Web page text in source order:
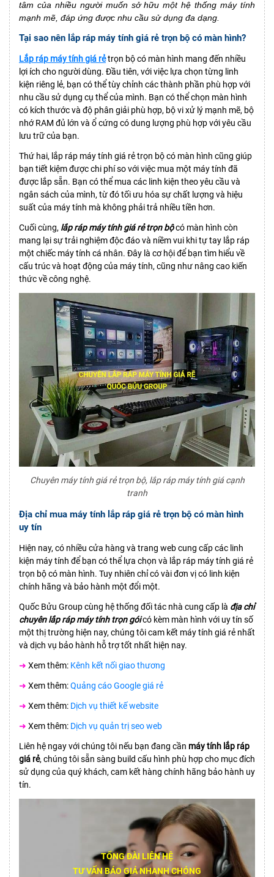
tâm của nhiều người muốn sở hữu một hệ thống máy tính
mạnh mẽ, đáp ứng được nhu cầu sử dụng đa dạng.
Tại sao nên lắp ráp máy tính giá rẻ trọn bộ có màn hình?
Lắp ráp máy tính giá rẻtrọn bộ có màn hình mang đến nhiều
lợi ích cho người dùng. Đầu tiên, với việc lựa chọn từng linh
kiện riêng lẻ, bạn có thể tùy chỉnh các thành phần phù hợp với
nhu cầu sử dụng cụ thể của mình. Bạn có thể chọn màn hình
có kích thước và độ phân giải phù hợp, bộ vi xử lý mạnh mẽ, bộ
nhớ RAM đủ lớn và ổ cứng có dung lượng phù hợp với yêu cầu
lưu trữ của bạn.
Thứ hai, lắp ráp máy tính giá rẻ trọn bộ có màn hình cũng giúp
bạn tiết kiệm được chi phí so với việc mua một máy tính đã
được lắp sẵn. Bạn có thể mua các linh kiện theo yêu cầu và
ngân sách của mình, từ đó tối ưu hóa sự chất lượng và hiệu
suất của máy tính mà không phải trả nhiều tiền hơn.
Cuối cùng, lắp ráp máy tính giá rẻ trọn bộcó màn hình còn
mang lại sự trải nghiệm độc đáo và niềm vui khi tự tay lắp ráp
một chiếc máy tính cá nhân. Đây là cơ hội để bạn tìm hiểu về
cấu trúc và hoạt động của máy tính, cũng như nâng cao kiến
thức về công nghệ.
Chuyên máy tính giá rẻ trọn bộ, lắp ráp máy tính giá cạnh
tranh
Địa chỉ mua máy tính lắp ráp giá rẻ trọn bộ có màn hình
uy tín
Hiện nay, có nhiều cửa hàng và trang web cung cấp các linh
kiện máy tính để bạn có thể lựa chọn và lắp ráp máy tính giá rẻ
trọn bộ có màn hình. Tuy nhiên chỉ có vài đơn vị có linh kiện
chính hãng và bảo hành một đổi một.
Quốc Bửu Group cùng hệ thống đối tác nhà cung cấp là địa chỉ
chuyên lắp ráp máy tính trọn góicó kèm màn hình với uy tín số
một thị trường hiện nay, chúng tôi cam kết máy tính giá rẻ nhất
và dịch vụ bảo hành hỗ trợ tốt nhất hiện nay.
➜ Xem thêm: Kênh kết nối giao thương
➜ Xem thêm:Quảng cáo Google giá rẻ
➜ Xem thêm: Dịch vụ thiết kế website
➜ Xem thêm: Dịch vụ quản trị seo web
Liên hệ ngay với chúng tôi nếu bạn đang cần máy tính lắp ráp
giá rẻ, chúng tôi sẵn sàng build cấu hình phù hợp cho mục đích
sử dụng của quý khách, cam kết hàng chính hãng bảo hành uy
tín.
TỔNG ĐÀI LIÊN HỆ
TƯ VẤN BÁO GIÁ NHANH CHÓNG